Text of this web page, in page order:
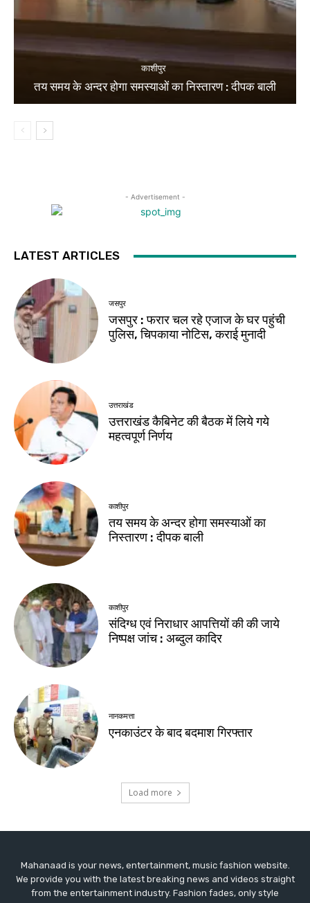
Mahanaad is your news, entertainment, music fashion website.
We provide you with the latest breaking news and videos straight
from the entertainment industry. Fashion fades, only style